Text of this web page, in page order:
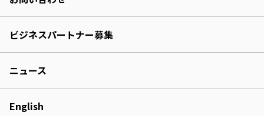
ビジネスパートナー募集
ニュース
English